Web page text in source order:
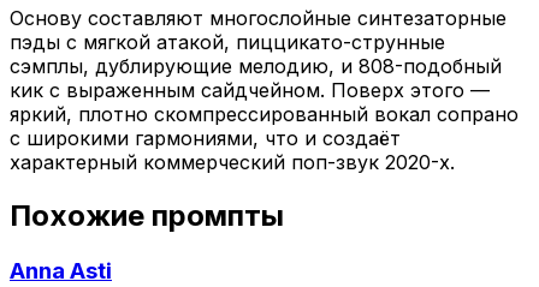
Основу составляют многослойные синтезаторные
пэды с мягкой атакой, пиццикато-струнные
сэмплы, дублирующие мелодию, и 808-подобный
кик с выраженным сайдчейном. Поверх этого —
яркий, плотно скомпрессированный вокал сопрано
с широкими гармониями, что и создаёт
характерный коммерческий поп-звук 2020-х.
Похожие промпты
Anna Asti